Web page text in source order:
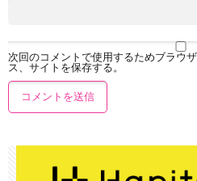
次回のコメントで使用するためブラウ
ス、サイトを保存する。